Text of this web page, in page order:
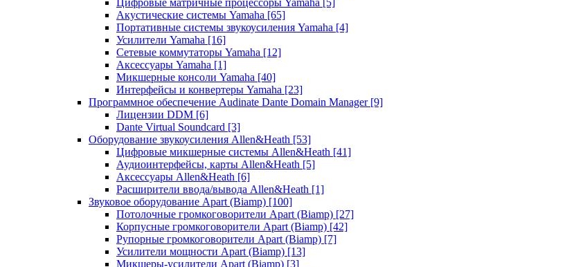
Цифровые матричные процессоры Yamaha [5]
Акустические системы Yamaha [65]
Портативные системы звукоусиления Yamaha [4]
Усилители Yamaha [16]
Сетевые коммутаторы Yamaha [12]
Аксессуары Yamaha [1]
Микшерные консоли Yamaha [40]
Интерфейсы и конвертеры Yamaha [23]
Программное обеспечение Audinate Dante Domain Manager [9]
Лицензии DDM [6]
Dante Virtual Soundcard [3]
Оборудование звукоусиления Allen&Heath [53]
Цифровые микшерные системы Allen&Heath [41]
Аудиоинтерфейсы, карты Allen&Heath [5]
Аксессуары Allen&Heath [6]
Расширители ввода/вывода Allen&Heath [1]
Звуковое оборудование Apart (Biamp) [100]
Потолочные громкоговорители Apart (Biamp) [27]
Корпусные громкоговорители Apart (Biamp) [42]
Рупорные громкоговорители Apart (Biamp) [7]
Усилители мощности Apart (Biamp) [13]
Микшеры-усилители Apart (Biamp) [3]